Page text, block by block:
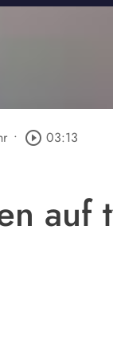
• play_circle_outline 03:13
auf